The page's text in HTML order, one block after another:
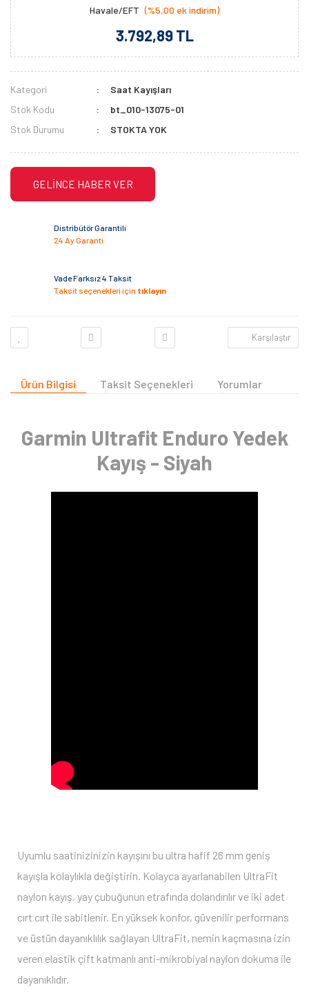
Havale/EFT (%5,00 ek indirim)
3.792,89 TL
Kategori
Saat Kayışları
Stok Kodu
bt_010-13075-01
Stok Durumu
STOKTA YOK
GELİNCE HABER VER
Distribütör Garantili
24 Ay Garanti
Vade Farksız 4 Taksit
Taksit seçenekleri için tıklayın
Karşılaştır
Ürün Bilgisi Taksit Seçenekleri Yorumlar
Garmin Ultrafit Enduro Yedek
Kayış - Siyah
Uyumlu saatinizinizin kayışını bu ultra hafif 26 mm geniş
kayışla kolaylıkla değiştirin. Kolayca ayarlanabilen UltraFit
naylon kayış, yay çubuğunun etrafında dolandırılır ve iki adet
cırt cırt ile sabitlenir. En yüksek konfor, güvenilir performans
ve üstün dayanıklılık sağlayan UltraFit, nemin kaçmasına izin
veren elastik çift katmanlı anti-mikrobiyal naylon dokuma ile
dayanıklıdır.